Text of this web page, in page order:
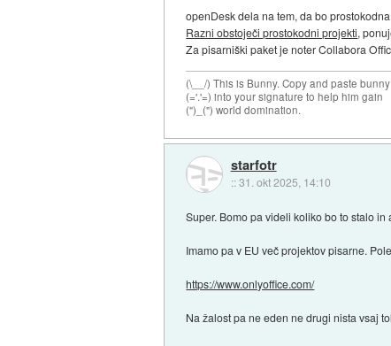
openDesk dela na tem, da bo
Razni obstoječi prostokodni projekti,
Za pisarniški paket je noter Collabora
(\__/) This is Bunny. Copy and paste bunny
(='.'=) into your signature to help him gain
(")_(") world domination.
starfotr
::31. okt 2025, 14:10
Super. Bomo pa videli koliko bo to stalo
Imamo pa v EU več projektov pisarne.
https://www.onlyoffice.com/
Na žalost pa ne eden ne drugi nista vsaj